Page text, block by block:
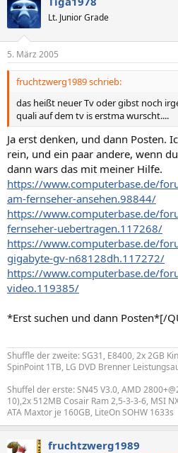
Lt. Junior Grade
5. März 2005
fruchtzwerg1989 schrieb:
das heißt neuer Tv oder gibst noch
quali auf dem tv is erstma wurscht....
Ja erst denken, und dann Posten.
rein, und ein paar andere, wenn
dann wars das mit meiner Hilfe.
https://www.computerbase.de/
am-fernseher-ansehen.98844/
https://www.computerbase.de/
fernseher-uebertragen.117268/
https://www.computerbase.de/
gigabyte-gv-n68128dh.117272/
https://www.computerbase.de/
video.119385/
*Erst suchen und dann Posten*[/
Shuffle der zweite: SG31, E8400, 2x 2GB
SpinPoint 1TB, LG DVD Brenner
Shuffel der erste: SN45 V3.0, AMD
10),2x 512MB Cosair Ram 2,5-3-3-6, MSI
ATA Maxtor je 160GB, LiteOn SOHW 1633s
fruchtzwerg1989